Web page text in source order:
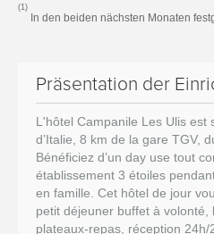
(1)
In den beiden nächsten Monaten
Präsentation der
L'hôtel Campanile Les Ulis est
d’Italie, 8 km de la gare TGV,
Bénéficiez d’un day use tout
établissement 3 étoiles
en famille. Cet hôtel de jour
petit déjeuner buffet à volonté,
plateaux-repas, réception